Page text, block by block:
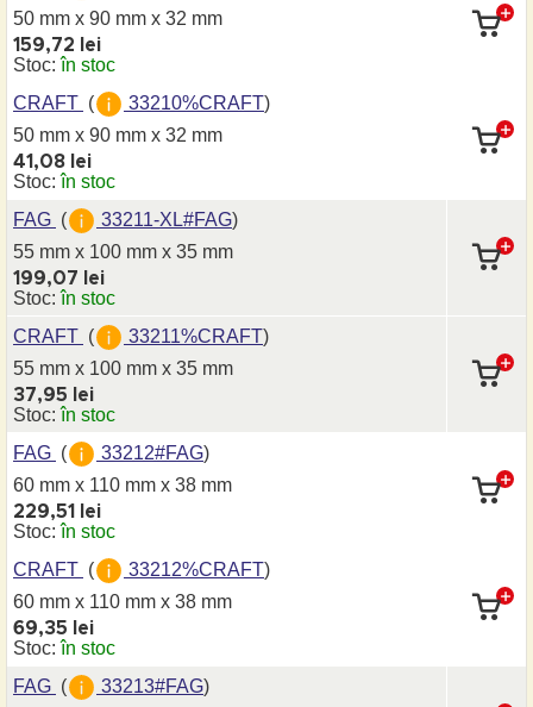
50 mm x 90 mm x 32 mm
159,72 lei
Stoc:în stoc
CRAFT ( 33210%CRAFT)
50 mm x 90 mm x 32 mm
41,08 lei
Stoc:în stoc
FAG ( 33211-XL#FAG)
55 mm x 100 mm x 35 mm
199,07 lei
Stoc:în stoc
CRAFT ( 33211%CRAFT)
55 mm x 100 mm x 35 mm
37,95 lei
Stoc:în stoc
FAG ( 33212#FAG)
60 mm x 110 mm x 38 mm
229,51 lei
Stoc:în stoc
CRAFT ( 33212%CRAFT)
60 mm x 110 mm x 38 mm
69,35 lei
Stoc:în stoc
FAG ( 33213#FAG)